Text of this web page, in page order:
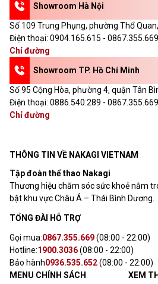
Showroom Hà Nội
Số 109 Trung Phụng, phường Thổ
Điện thoại: 0904.165.615 - 0867.355.669
Chỉ đường
Showroom TP. Hồ Chí Minh
Số 95 Cộng Hòa, phường 4, quận Tân
Điện thoại: 0886.540.289 - 0867.355.669
Chỉ đường
THÔNG TIN VỀ NAKAGI VIETNAM
Tập đoàn thể thao Nakagi
Thương hiệu chăm sóc sức khoẻ nằm
bật khu vực Châu Á – Thái Bình Dương.
TỔNG ĐÀI HỖ TRỢ
Gọi mua:0867.355.669(08:00 - 22:00)
Hotline:1900.3036(08:00 - 22:00)
Bảo hành0936.535.652(08:00 - 22:00)
MENU CHÍNH SÁCH
XEM